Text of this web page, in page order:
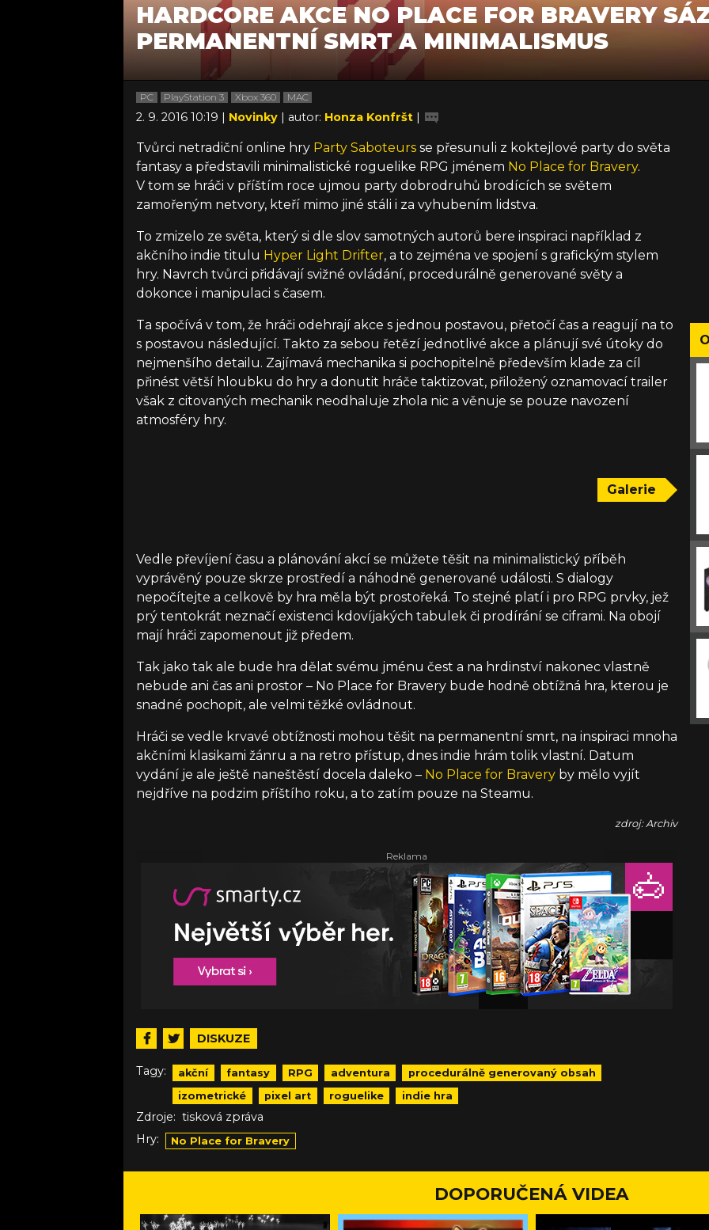
HARDCORE AKCE NO PLACE FOR BRAVERY
PERMANENTNÍ SMRT A MINIMALISMUS
PC PlayStation 3 Xbox 360 MAC
2. 9. 2016 10:19 | Novinky | autor: Honza Konfršt |
Tvůrci netradiční online hry Party Saboteurs se přesunuli z koktejlové party do světa
fantasy a představili minimalistické roguelike RPG jménem No Place for Bravery.
V tom se hráči v příštím roce ujmou party dobrodruhů brodících se světem
zamořeným netvory, kteří mimo jiné stáli i za vyhubením lidstva.
To zmizelo ze světa, který si dle slov samotných autorů bere inspiraci například z
akčního indie titulu Hyper Light Drifter, a to zejména ve spojení s grafickým stylem
hry. Navrch tvůrci přidávají svižné ovládání, procedurálně generované světy a
dokonce i manipulaci s časem.
Ta spočívá v tom, že hráči odehrají akce s jednou postavou, přetočí čas a reagují na to
s postavou následující. Takto za sebou řetězí jednotlivé akce a plánují své útoky do
nejmenšího detailu. Zajímavá mechanika si pochopitelně především klade za cíl
přinést větší hloubku do hry a donutit hráče taktizovat, přiložený oznamovací trailer
však z citovaných mechanik neodhaluje zhola nic a věnuje se pouze navození
atmosféry hry.
Galerie
Vedle převíjení času a plánování akcí se můžete těšit na minimalistický příběh
vyprávěný pouze skrze prostředí a náhodně generované události. S dialogy
nepočítejte a celkově by hra měla být prostořeká. To stejné platí i pro RPG prvky, jež
prý tentokrát neznačí existenci kdovíjakých tabulek či prodírání se ciframi. Na obojí
mají hráči zapomenout již předem.
Tak jako tak ale bude hra dělat svému jménu čest a na hrdinství nakonec vlastně
nebude ani čas ani prostor – No Place for Bravery bude hodně obtížná hra, kterou je
snadné pochopit, ale velmi těžké ovládnout.
Hráči se vedle krvavé obtížnosti mohou těšit na permanentní smrt, na inspiraci mnoha
akčními klasikami žánru a na retro přístup, dnes indie hrám tolik vlastní. Datum
vydání je ale ještě naneštěstí docela daleko – No Place for Bravery by mělo vyjít
nejdříve na podzim příštího roku, a to zatím pouze na Steamu.
zdroj: Archiv
DISKUZE
Tagy: akční fantasy RPG adventura
procedurálně generovaný obsah
izometrické
pixel art roguelike indie hra
Zdroje: tisková zpráva
Hry:
No Place for Bravery
DOPORUČENÁ VIDEA